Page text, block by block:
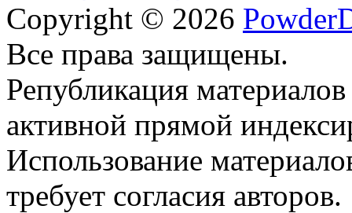
Copyright © 2026
Все права защищены.
Републикация
активной прямой
Использование
требует согласия авторов.